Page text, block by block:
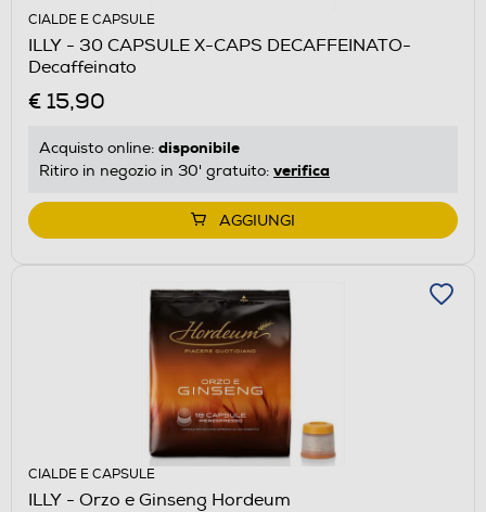
CIALDE E CAPSULE
ILLY - 30 CAPSULE X-CAPS DECAFFEINATO-
Decaffeinato
€ 15,90
Acquisto online: disponibile
Ritiro in negozio in 30' gratuito: verifica
AGGIUNGI
CIALDE E CAPSULE
ILLY - Orzo e Ginseng Hordeum